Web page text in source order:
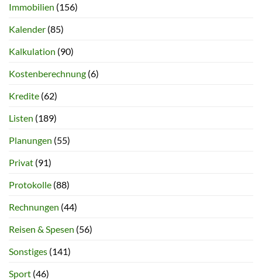
Immobilien (156)
Kalender (85)
Kalkulation (90)
Kostenberechnung (6)
Kredite (62)
Listen (189)
Planungen (55)
Privat (91)
Protokolle (88)
Rechnungen (44)
Reisen & Spesen (56)
Sonstiges (141)
Sport (46)